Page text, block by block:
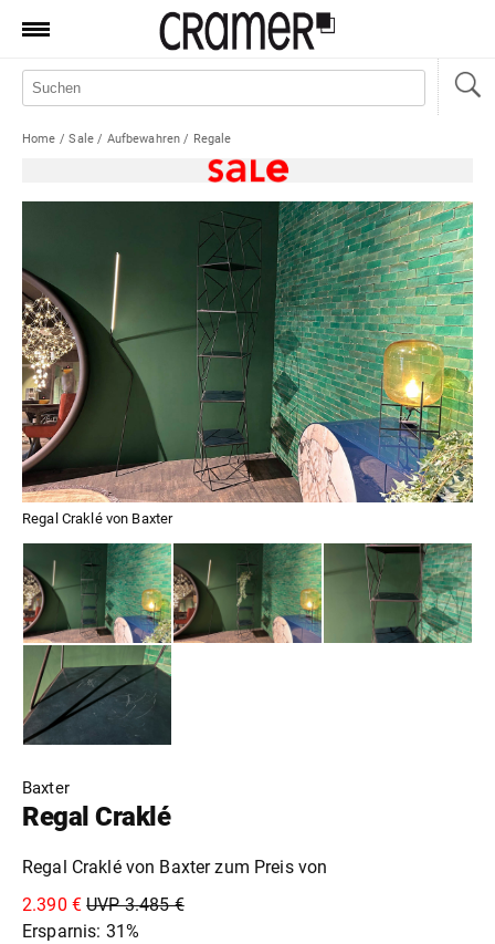
Produkte
Aktionen
Sale
Standorte
Service
Jobs
Shop
Home /Sale / Aufbewahren / Regale
Regal Craklé von Baxter
Baxter
Regal Craklé
Regal Craklé von Baxter zum Preis von
2.390 € UVP 3.485 €
Ersparnis: 31%